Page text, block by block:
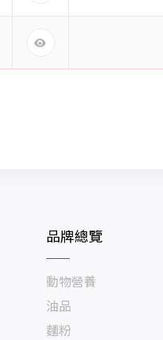
品牌總覽
動物營養
油品
麵粉